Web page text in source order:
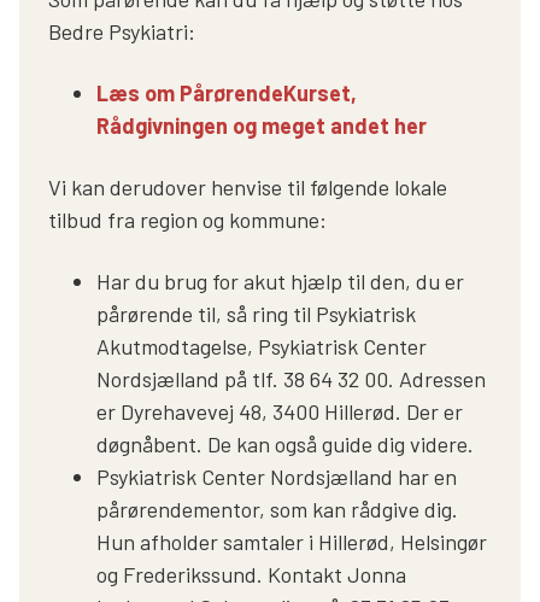
Bedre Psykiatri:
Læs om PårørendeKurset,
Rådgivningen og meget andet her
Vi kan derudover henvise til følgende lokale
tilbud fra region og kommune:
Har du brug for akut hjælp til den, du er
pårørende til, så ring til Psykiatrisk
Akutmodtagelse, Psykiatrisk Center
Nordsjælland på tlf. 38 64 32 00. Adressen
er Dyrehavevej 48, 3400 Hillerød. Der er
døgnåbent. De kan også guide dig videre.
Psykiatrisk Center Nordsjælland har en
pårørendementor, som kan rådgive dig.
Hun afholder samtaler i Hillerød, Helsingør
og Frederikssund. Kontakt Jonna